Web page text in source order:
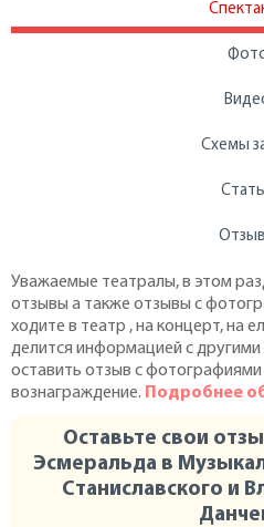
Схемы
Уважаемые театралы, в этом
отзывы а также отзывы с
ходите в театр , на концерт, на
делится информацией с
оставить отзыв с фотографиями
вознаграждение. Подробнее
Оставьте свои
Эсмеральда в
Станиславского и